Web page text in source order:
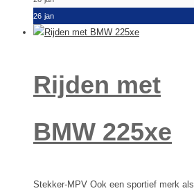
26 jan
Rijden met
BMW 225xe
Stekker-MPV Ook een sportief merk als